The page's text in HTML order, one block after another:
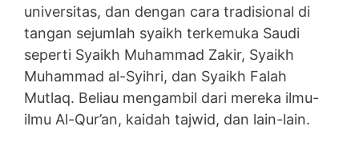
universitas, dan dengan cara tradisional di
tangan sejumlah syaikh terkemuka Saudi
seperti Syaikh Muhammad Zakir, Syaikh
Muhammad al-Syihri, dan Syaikh Falah
Mutlaq. Beliau mengambil dari mereka ilmu-
ilmu Al-Qur’an, kaidah tajwid, dan lain-lain.